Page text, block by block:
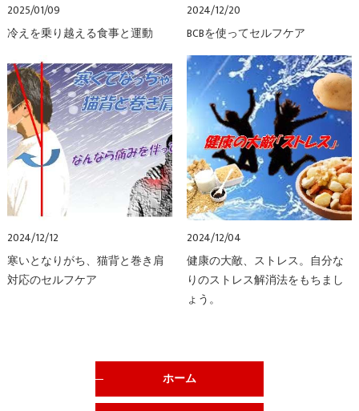
2025/01/09
冷えを乗り越える食事と運動
2024/12/20
BCBを使ってセルフケア
2024/12/12
寒いとなりがち、猫背と巻き肩
対応のセルフケア
2024/12/04
健康の大敵、ストレス。自分な
りのストレス解消法をもちまし
ょう。
ホーム